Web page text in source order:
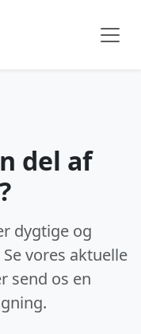
del af
dygtige og
vores aktuelle
send os en